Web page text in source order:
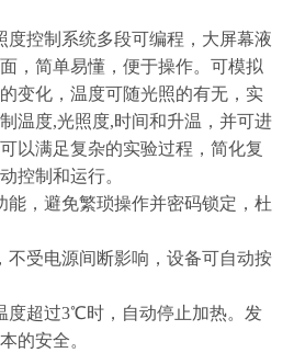
度控制系统多段可编程，大屏幕液
，简单易懂，便于操作。可模拟
变化，温度可随光照的有无，实
温度,光照度,时间和升温，并可进
以满足复杂的实验过程，简化复
控制和运行。
能，避免繁琐操作并密码锁定，杜
不受电源间断影响，设备可自动按
度超过3℃时，自动停止加热。发
的安全。